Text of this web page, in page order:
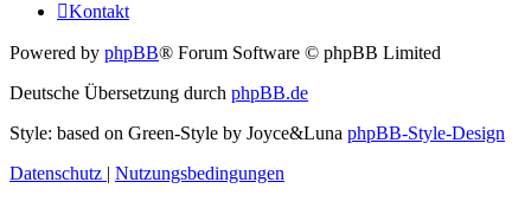
Kontakt
Powered by phpBB® Forum Software © phpBB Limited
Deutsche Übersetzung durch phpBB.de
Style: based on Green-Style by Joyce&Luna phpBB-Style-Design
Datenschutz | Nutzungsbedingungen